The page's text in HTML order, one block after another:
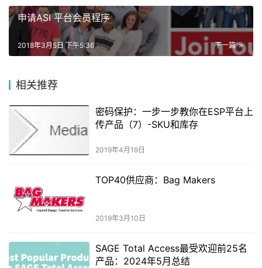
申请ASI 平台会员程序
下一篇
2018年3月5日 下午5:36
相关推荐
密码保护：一步一步教你在ESP平台上
传产品（7）-SKU和库存
2019年4月19日
TOP40供应商：Bag Makers
2019年3月10日
SAGE Total Access最受欢迎前25名
产品：2024年5月总结